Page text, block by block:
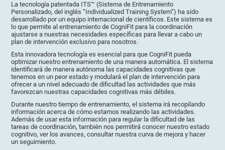
La tecnología patentada ITS™ (Sistema de Entrenamiento
Personalizado, del inglés “Individualized Training System”) ha sido
desarrollado por un equipo internacional de científicos. Este sistema es
lo que permite al entrenamiento de CogniFit para la coordinación
ajustarse a nuestras necesidades específicas para llevar a cabo un
plan de intervención exclusivo para nosotros.
Esta innovadora tecnología es esencial para que CogniFit pueda
optimizar nuestro entrenamiento de una manera automática. El sistema
identificará de manera autónoma las capacidades cognitivas que
tenemos en un peor estado y modulará el plan de intervención para
ofrecer a un nivel adecuado de dificultad las actividades que más
favorezcan nuestras capacidades cognitivas más débiles.
Durante nuestro tiempo de entrenamiento, el sistema irá recopilando
información acerca de cómo estamos realizando las actividades.
Además de usar esta información para regular la dificultad de las
tareas de coordinación, también nos permitirá conocer nuestro estado
cognitivo, ver los avances, consultar nuestra curva de mejora y hacer
un seguimiento.